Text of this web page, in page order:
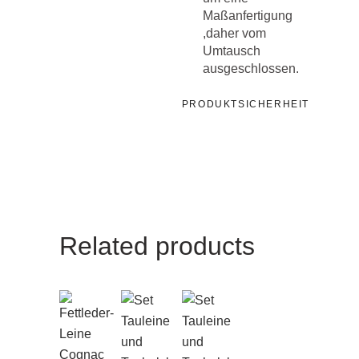
Maßanfertigung
,daher vom
Umtausch
ausgeschlossen.
PRODUKTSICHERHEIT
Related products